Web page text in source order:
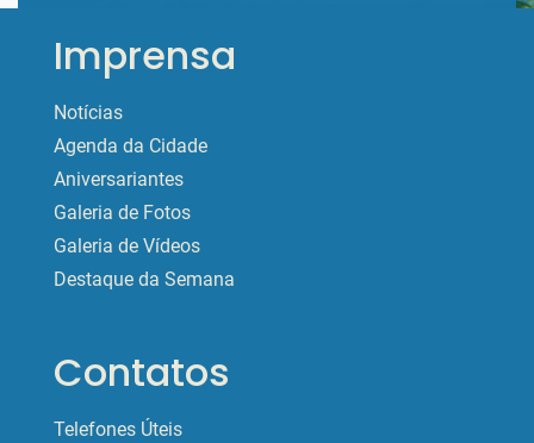
Imprensa
Notícias
Agenda da Cidade
Aniversariantes
Galeria de Fotos
Galeria de Vídeos
Destaque da Semana
Contatos
Telefones Úteis